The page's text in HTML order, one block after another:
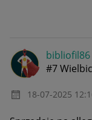
bibliofil86
#7
‎18-07-2025